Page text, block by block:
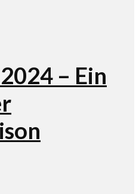
– Ein